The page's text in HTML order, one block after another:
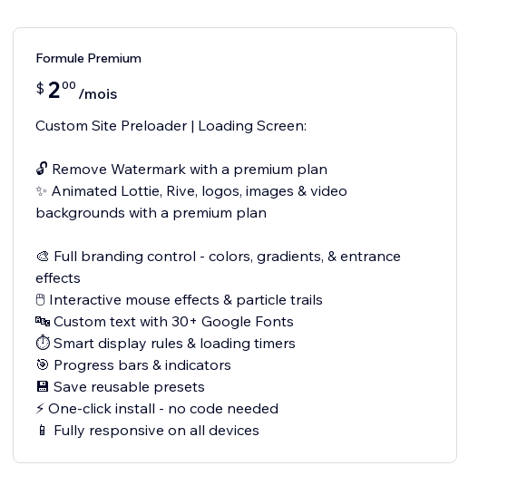
Formule Premium
$ 200 /mois
Custom Site Preloader | Loading Screen:
🔓 Remove Watermark with a premium plan
✨ Animated Lottie, Rive, logos, images & video
backgrounds with a premium plan
🎨 Full branding control - colors, gradients, & entrance
effects
🖱️ Interactive mouse effects & particle trails
🔤 Custom text with 30+ Google Fonts
⏱️ Smart display rules & loading timers
🎯 Progress bars & indicators
💾 Save reusable presets
⚡ One-click install - no code needed
📱 Fully responsive on all devices